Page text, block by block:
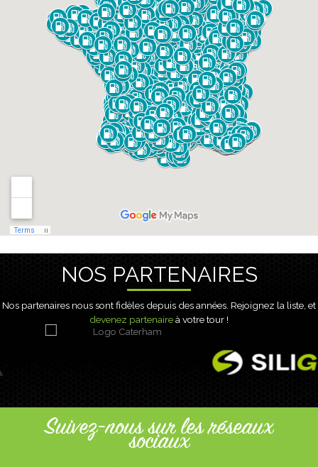
NOS PARTENAIRES
Nos partenaires nous sont fidèles depuis des années. Rejoignez la liste, et
devenez partenaireà votre tour !
Suivez-nous sur les réseaux
sociaux